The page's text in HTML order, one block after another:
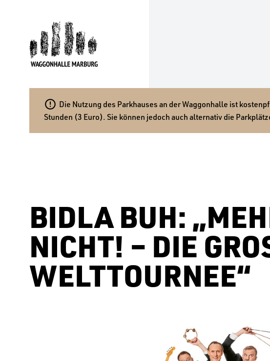
 Die Nutzung des Parkhauses an der Waggonhalle ist
Stunden (3 Euro). Sie können jedoch auch alternativ die
BIDLA BUH:
NICHT! – DIE
ELTTOURNEE“